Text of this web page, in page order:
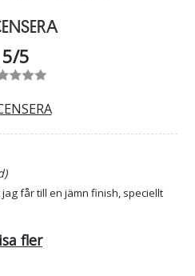
5/5
får till en jämn finish, speciellt
fler